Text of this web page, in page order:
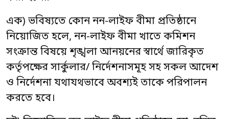
এক) ভবিষ্যতে কোন নন-লাইফ বীমা প্রতিষ্ঠানে
নিয়োজিত হলে, নন-লাইফ বীমা খাতে কমিশন
সংক্রান্ত বিষয়ে শৃঙ্খলা আনয়নের স্বার্থে জারিকৃত
কর্তৃপক্ষের সার্কুলার/ নির্দেশনাসমূহ সহ সকল আদেশ
ও নির্দেশনা যথাযথভাবে অবশ্যই তাকে পরিপালন
করতে হবে।